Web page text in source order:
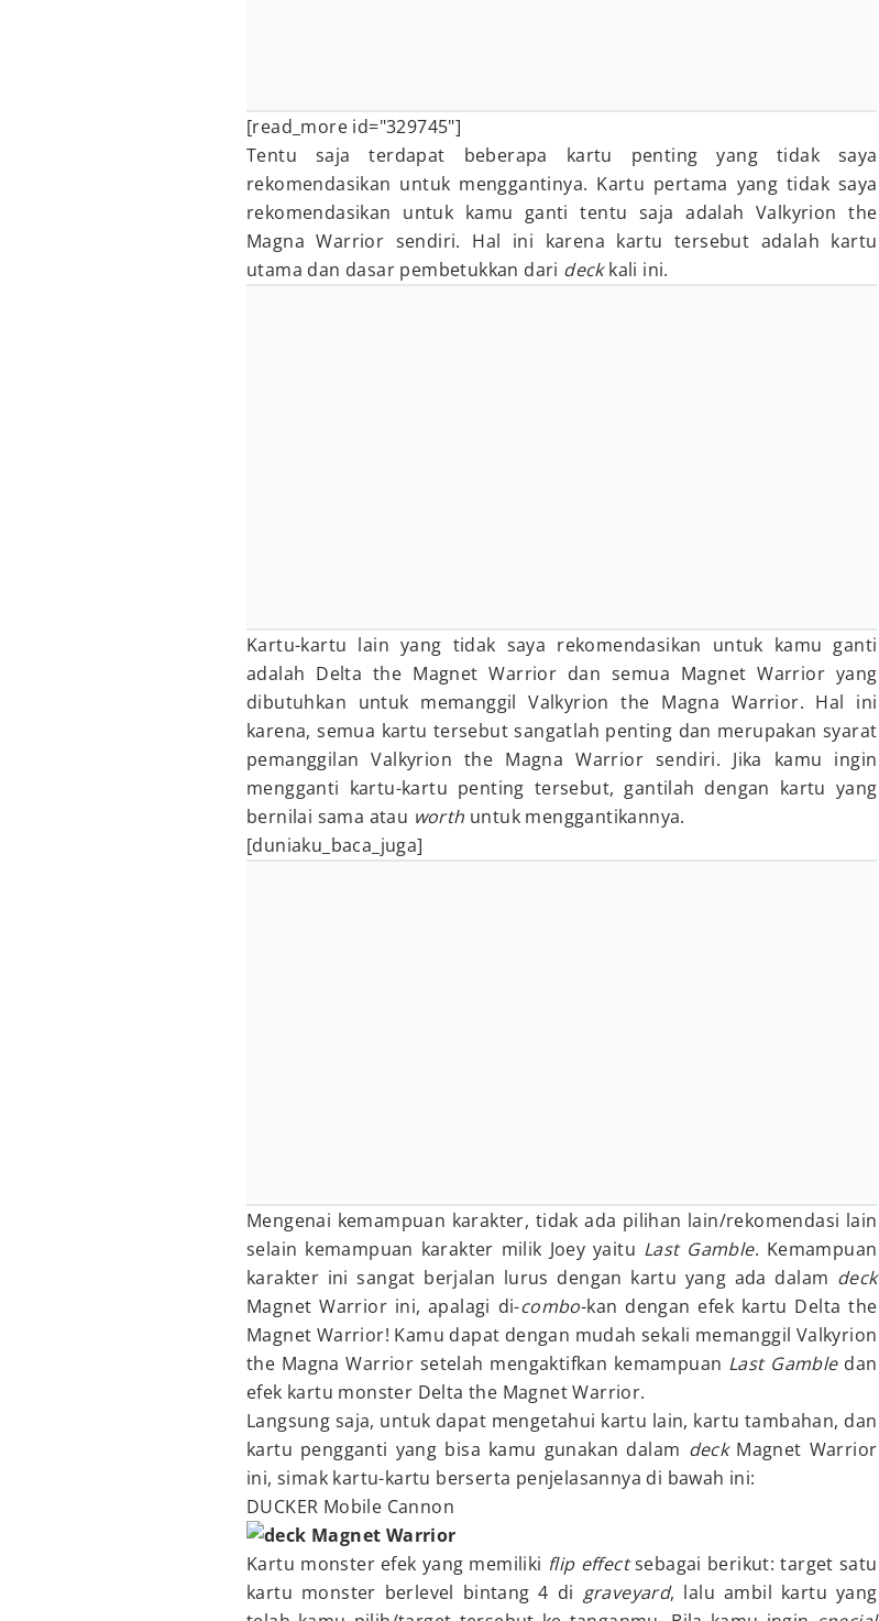
[read_more id="329745"]
Tentu saja terdapat beberapa kartu penting yang tidak saya
rekomendasikan untuk menggantinya. Kartu pertama yang tidak saya
rekomendasikan untuk kamu ganti tentu saja adalah Valkyrion the
Magna Warrior sendiri. Hal ini karena kartu tersebut adalah kartu
utama dan dasar pembetukkan dari deckkali ini.
Kartu-kartu lain yang tidak saya rekomendasikan untuk kamu ganti
adalah Delta the Magnet Warrior dan semua Magnet Warrior yang
dibutuhkan untuk memanggil Valkyrion the Magna Warrior. Hal ini
karena, semua kartu tersebut sangatlah penting dan merupakan syarat
pemanggilan Valkyrion the Magna Warrior sendiri. Jika kamu ingin
mengganti kartu-kartu penting tersebut, gantilah dengan kartu yang
bernilai sama atau worth untuk menggantikannya.
[duniaku_baca_juga]
Mengenai kemampuan karakter, tidak ada pilihan lain/rekomendasi lain
selain kemampuan karakter milik Joey yaitu Last Gamble. Kemampuan
karakter ini sangat berjalan lurus dengan kartu yang ada dalam deck
Magnet Warrior ini, apalagi di-combo-kan dengan efek kartu Delta the
Magnet Warrior! Kamu dapat dengan mudah sekali memanggil Valkyrion
the Magna Warrior setelah mengaktifkan kemampuan Last Gamble dan
efek kartu monster Delta the Magnet Warrior.
Langsung saja, untuk dapat mengetahui kartu lain, kartu tambahan, dan
kartu pengganti yang bisa kamu gunakan dalam deck Magnet Warrior
ini, simak kartu-kartu berserta penjelasannya di bawah ini:
DUCKER Mobile Cannon
Kartu monster efek yang memiliki flip effectsebagai berikut: target satu
kartu monster berlevel bintang 4 di graveyard, lalu ambil kartu yang